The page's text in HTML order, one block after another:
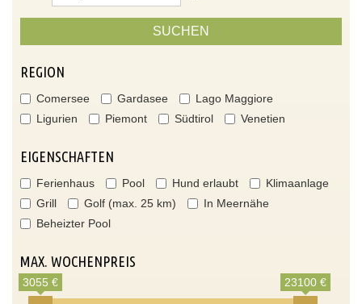
SUCHEN
REGION
Comersee Gardasee
Lago Maggiore
Ligurien
Piemont Südtirol Venetien
EIGENSCHAFTEN
Ferienhaus Pool Hund erlaubt
Klimaanlage
Grill
Golf (max. 25 km)
In Meernähe
Beheizter Pool
MAX. WOCHENPREIS
3055 € 23100 €